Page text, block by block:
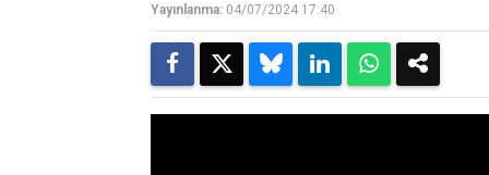
Yayınlanma: 04/07/2024 17:40